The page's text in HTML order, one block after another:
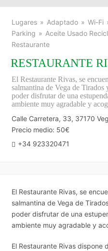
Lugares Adaptado Wi-Fi
Parking
Aceite Usado
Restaurante
RESTAURANTE
El Restaurante Rivas, se
salmantina de Vega de Tirados
poder disfrutar de una
ambiente muy agradable y
Calle Carretera, 33, 37170
Precio medio: 50€
+34 923320471
El Restaurante Rivas, se
salmantina de Vega de
poder disfrutar de una
ambiente muy agradable y
El Restaurante Rivas dispone